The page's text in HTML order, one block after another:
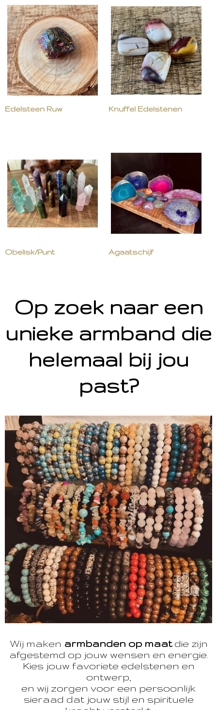
Edelsteen Ruw Knuffel Edelstenen
Obelisk/Punt Agaatschijf
Op zoek naar een
unieke armband die
helemaal bij jou
past?
Wij maken armbanden op maatdie zijn
afgestemd op jouw wensen en energie.
Kies jouw favoriete edelstenen en
ontwerp,
en wij zorgen voor een persoonlijk
sieraad dat jouw stijl en spirituele